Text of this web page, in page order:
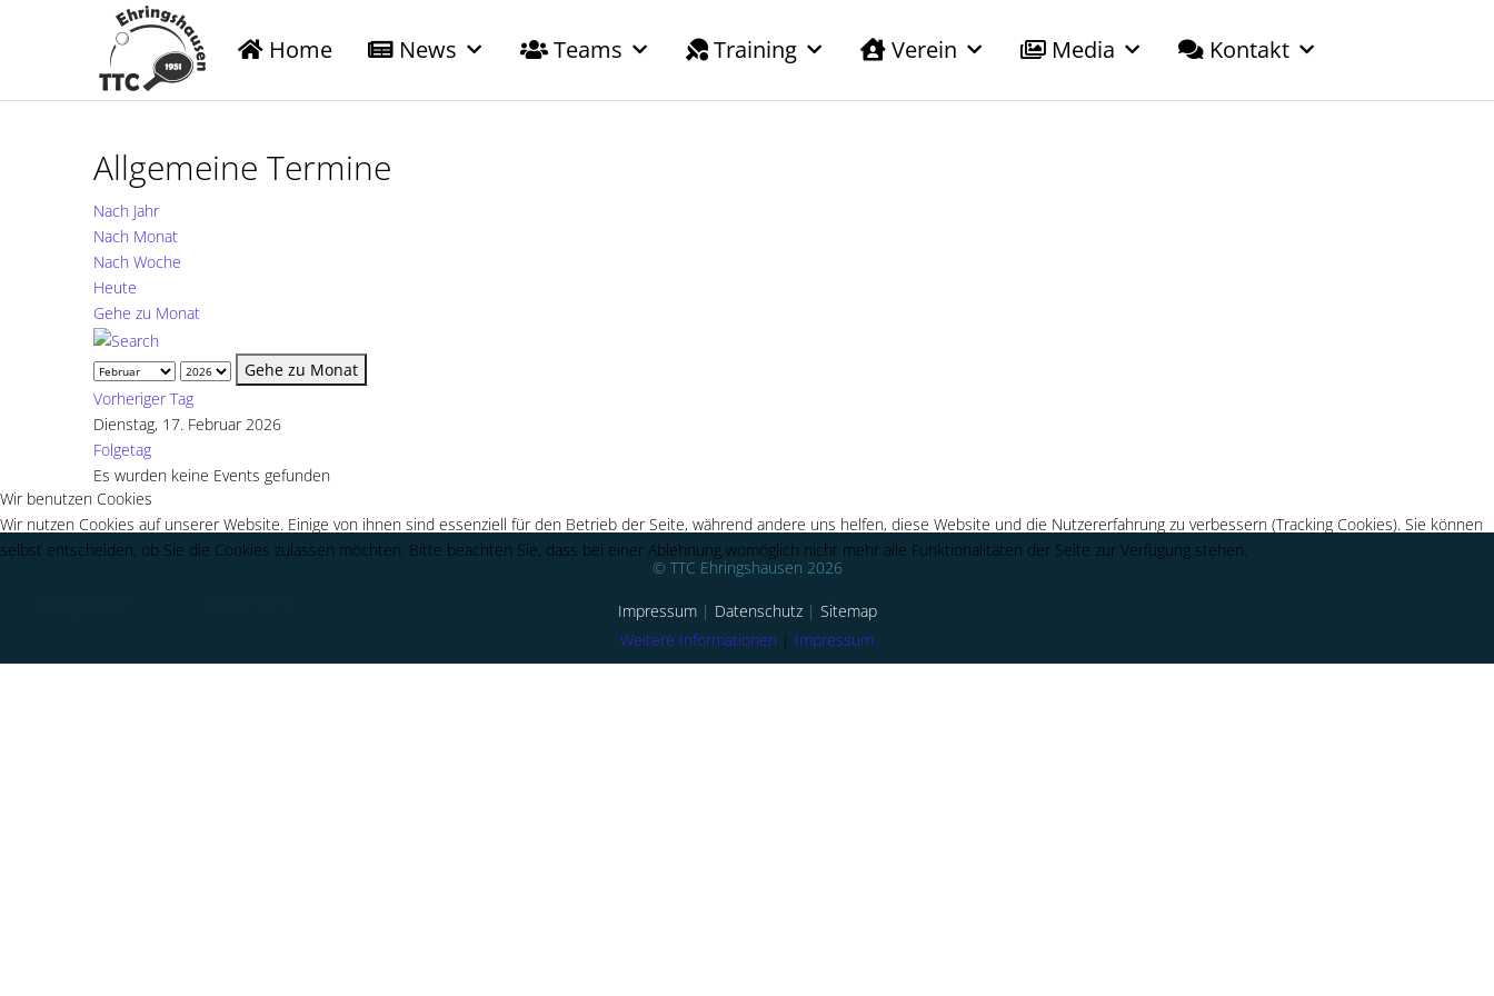
Home News Teams Training Verein Media Kontakt
Allgemeine Termine
Nach Jahr
Nach Monat
Nach Woche
Heute
Gehe zu Monat
Gehe zu Monat
Vorheriger Tag
Dienstag, 17. Februar 2026
Folgetag
Es wurden keine Events gefunden
© TTC Ehringshausen 2026
Impressum | Datenschutz | Sitemap
Wir benutzen Cookies
Wir nutzen Cookies auf unserer Website. Einige von ihnen sind essenziell für den Betrieb der Seite, während andere uns helfen, diese Website und die Nutzererfahrung zu verbessern (Tracking Cookies). Sie können
selbst entscheiden, ob Sie die Cookies zulassen möchten. Bitte beachten Sie, dass bei einer Ablehnung womöglich nicht mehr alle Funktionalitäten der Seite zur Verfügung stehen.
Weitere Informationen | Impressum